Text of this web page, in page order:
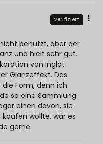
verifiziert
benutzt, aber der
und hielt sehr gut.
von Inglot
Glanzeffekt. Das
die Form, denn ich
so eine Sammlung
einen davon, sie
wollte, war es
gerne